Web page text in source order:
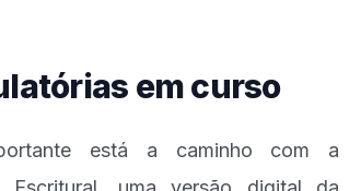
em curso
está a caminho com a